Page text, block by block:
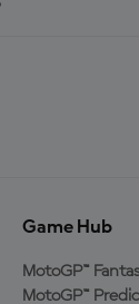
Game Hub
MotoGP™
MotoGP™